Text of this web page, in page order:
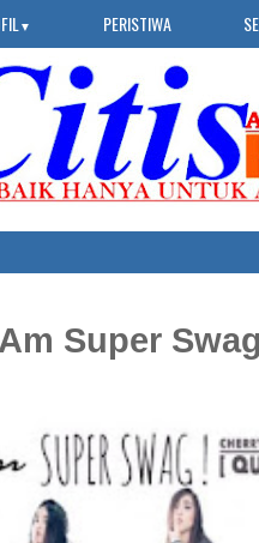
▼ PERISTIWA
Super